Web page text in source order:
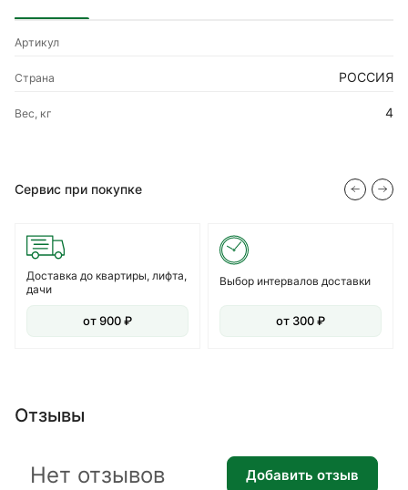
Артикул
Страна РОССИЯ
Вес, кг 4
Сервис при покупке
Доставка до квартиры, лифта,
дачи
от 900 ₽
Выбор интервалов доставки
от 300 ₽
Отзывы
Нет отзывов Добавить отзыв